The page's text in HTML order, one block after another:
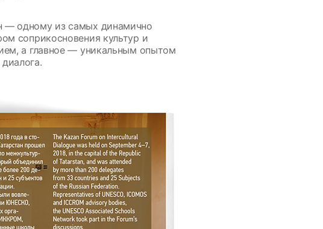
— одному из самых динамично
соприкосновения культур и
а главное — уникальным опытом